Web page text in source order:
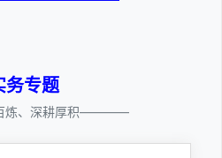
务专题
、深耕厚积————